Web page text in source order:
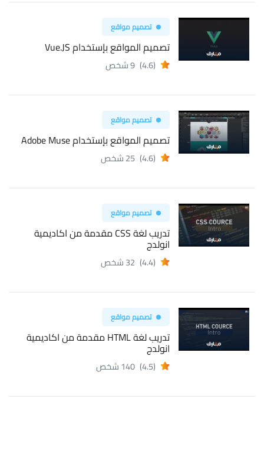
تصميم مواقع
تصميم المواقع بإستخدام Vue.JS
(4.6) 9 شخص
تصميم مواقع
تصميم المواقع بإستخدام Adobe Muse
(4.6) 25 شخص
تصميم مواقع
تدريب لغة CSS مقدمة من اكاديمية
انولدج
(4.4) 32 شخص
تصميم مواقع
تدريب لغة HTML مقدمة من اكاديمية
انولدج
(4.5) 140 شخص